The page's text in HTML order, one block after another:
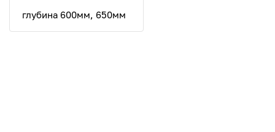
глубина 600мм, 650мм